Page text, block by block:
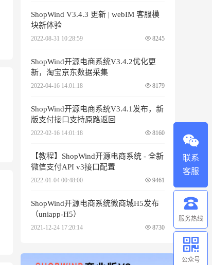
ShopWind V3.4.3 更新 | webIM 客服模
块新体验
2022-08-31 10:28:59 8245
ShopWind开源电商系统V3.4.2优化更
新，淘宝京东数据采集
2022-04-16 14:01:18 8179
ShopWind开源电商系统V3.4.1发布，新
版支付接口支持原路返回
2022-02-16 14:01:18 8160
【教程】ShopWind开源电商系统 - 全新
微信支付API v3接口配置
2022-01-04 00:48:00 9461
ShopWind开源电商系统微商城H5发布
（uniapp-H5）
2021-12-24 17:20:14 8730
联系
客服
服务热线
公众号